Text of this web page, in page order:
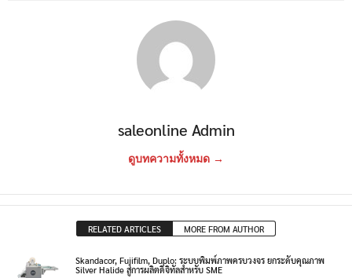
saleonline Admin
ดูบทความทั้งหมด →
RELATED ARTICLES MORE FROM AUTHOR
Skandacor, Fujifilm, Duplo: ระบบพิมพ์ภาพครบวงจร ยกระดับคุณภาพ
Silver Halide สู่การผลิตดิจิทัลสำหรับ SME